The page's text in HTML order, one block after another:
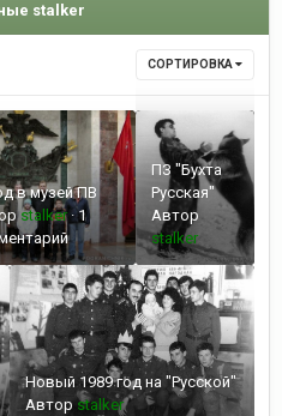
stalker
СОРТИРОВКА
в музей ПВ
stalker·1
ПЗ "Бухта
Русская"
Автор
stalker
Новый 1989 год на "Русской"
Автор stalker